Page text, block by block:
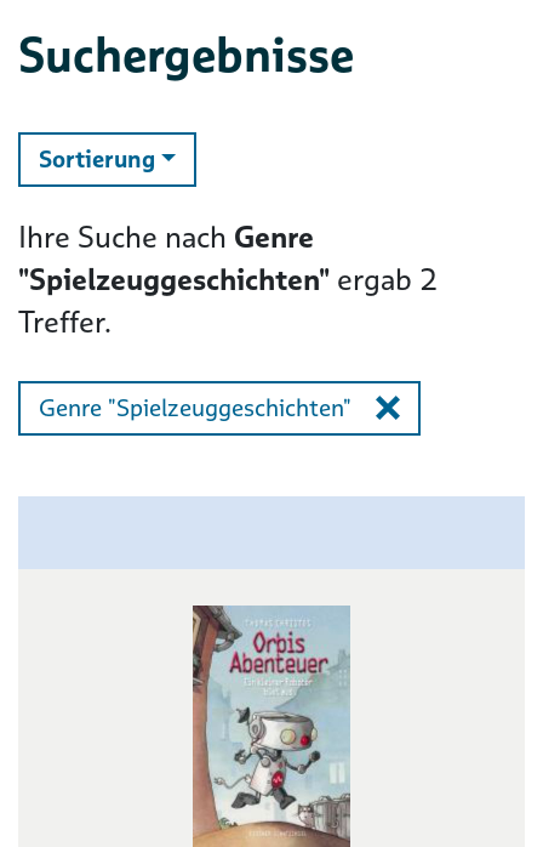
Suchergebnisse
Sortierung ändern
Ihre Suche nach Genre
"Spielzeuggeschichten" ergab 2
Treffer.
Genre "Spielzeuggeschichten"